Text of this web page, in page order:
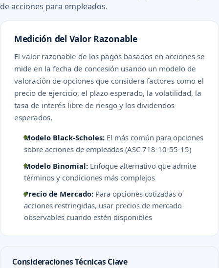
de acciones para empleados.
Medición del Valor Razonable
El valor razonable de los pagos basados en acciones se
mide en la fecha de concesión usando un modelo de
valoración de opciones que considera factores como el
precio de ejercicio, el plazo esperado, la volatilidad, la
tasa de interés libre de riesgo y los dividendos
esperados.
Modelo Black-Scholes: El más común para opciones
sobre acciones de empleados (ASC 718-10-55-15)
Modelo Binomial: Enfoque alternativo que admite
términos y condiciones más complejos
Precio de Mercado: Para opciones cotizadas o
acciones restringidas, usar precios de mercado
observables cuando estén disponibles
Consideraciones Técnicas Clave